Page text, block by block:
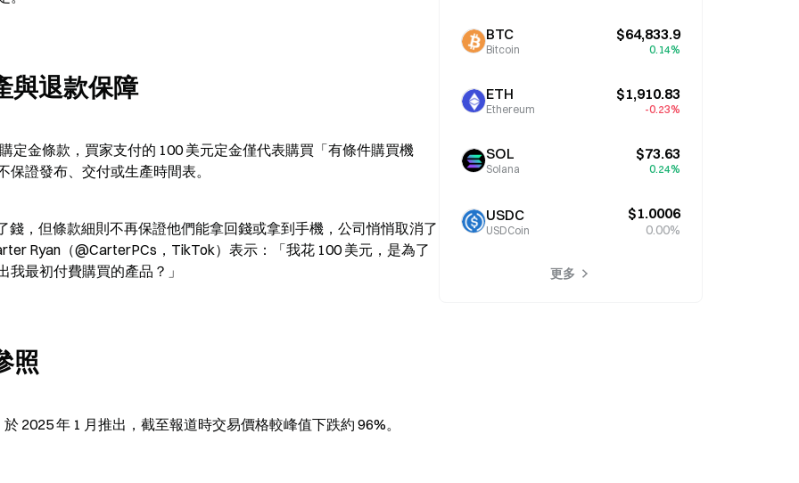
與退款保障
定金條款，買家支付的 100 美元定金僅代表購買「有條件購買機
證發布、交付或生產時間表。
錢，但條款細則不再保證他們能拿回錢或拿到手機，公司悄悄取消了
Ryan（@CarterPCs，TikTok）表示：「我花 100 美元，是為了
最初付費購買的產品？」
照
2025 年 1 月推出，截至報道時交易價格較峰值下跌約 96%。
BTC
Bitcoin
$64,833.9
0.14%
ETH
Ethereum
$1,910.83
-0.23%
SOL
Solana
$73.63
0.24%
USDC
USDCoin
$1.0006
0.00%
更多